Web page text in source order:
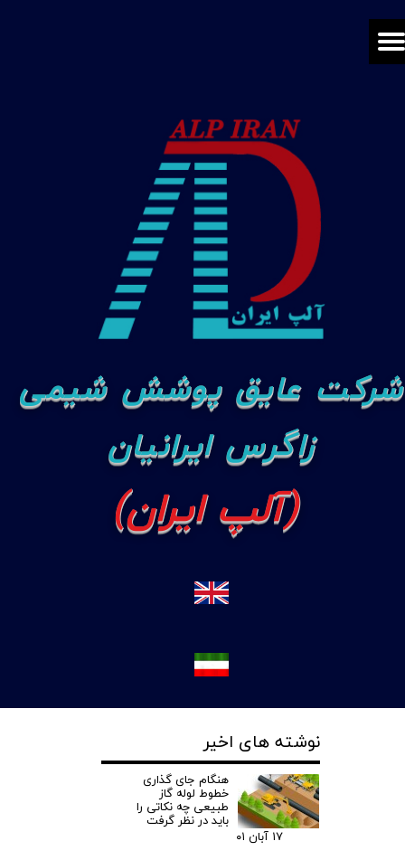
شرکت عایق پوشش شیمی
زاگرس ایرانیان
(آلپ ایران)
نوشته های اخیر
هنگام جای گذاری
خطوط لوله گاز
طبیعی چه نکاتی را
باید در نظر گرفت
۱۷ آبان ۰۱